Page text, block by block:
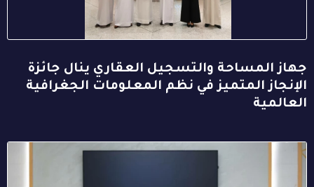
جهاز المساحة والتسجيل العقاري ينال جائزة
الإنجاز المتميز في نظم المعلومات الجغرافية
العالمية